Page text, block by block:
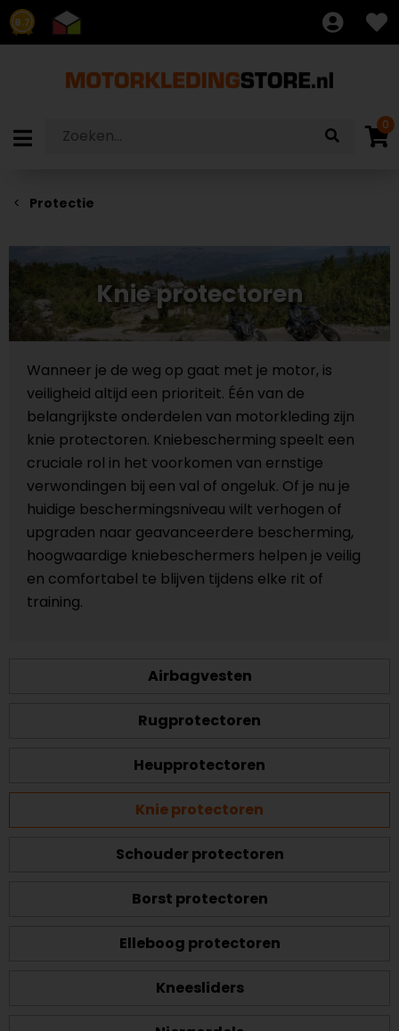
8.7
0
Protectie
Knie protectoren
Wanneer je de weg op gaat met je motor, is
veiligheid altijd een prioriteit. Één van de
belangrijkste onderdelen van motorkleding zijn
knie protectoren. Kniebescherming speelt een
cruciale rol in het voorkomen van ernstige
verwondingen bij een val of ongeluk. Of je nu je
huidige beschermingsniveau wilt verhogen of
upgraden naar geavanceerdere bescherming,
hoogwaardige kniebeschermers helpen je veilig
en comfortabel te blijven tijdens elke rit of
training.
Airbagvesten
Rugprotectoren
Heupprotectoren
Knie protectoren
Schouder protectoren
Borst protectoren
Elleboog protectoren
Kneesliders